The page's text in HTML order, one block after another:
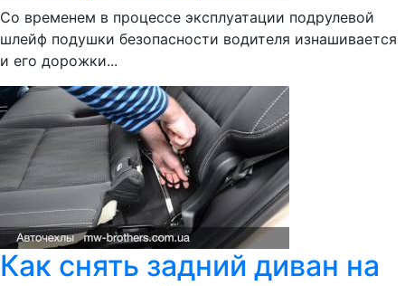
Со временем в процессе эксплуатации подрулевой
шлейф подушки безопасности водителя изнашивается
и его дорожки...
Как снять задний диван на